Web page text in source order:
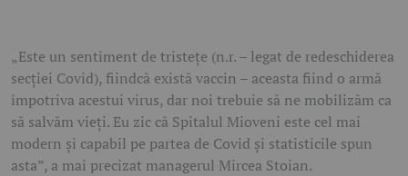
„Este un sentiment de tristeţe (n.r. – legat de redeschiderea
secţiei Covid), fiindcă există vaccin – aceasta fiind o armă
împotriva acestui virus, dar noi trebuie să ne mobilizăm ca
să salvăm vieţi. Eu zic că Spitalul Mioveni este cel mai
modern şi capabil pe partea de Covid şi statisticile spun
asta”, a mai precizat managerul Mircea Stoian.